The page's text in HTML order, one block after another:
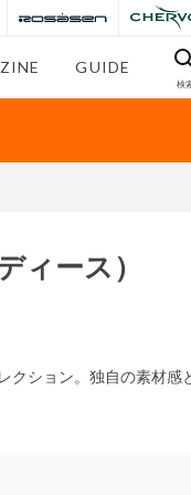
GUIDE
検
ィース）
クション。独自の素材感